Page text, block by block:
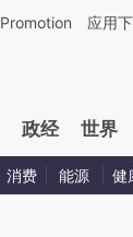
Promotion 应用
政经 世界
消费 能源 健